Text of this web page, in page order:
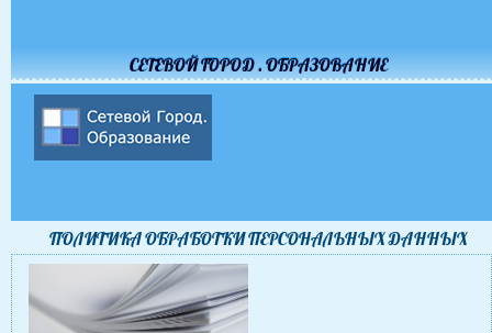
СЕТЕВОЙ ГОРОД . ОБРАЗОВАНИЕ
ПОЛИТИКА ОБРАБОТКИ ПЕРСОНАЛЬНЫХ ДАННЫХ